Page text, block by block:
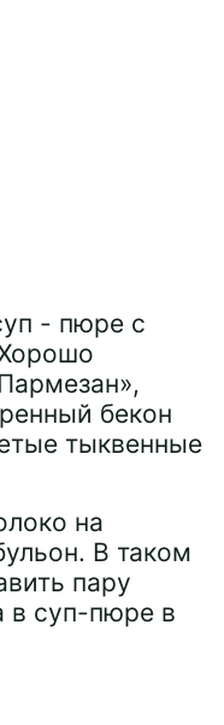
- пюре с
бекон
тыквенные
на
В таком
пару
в суп-пюре в